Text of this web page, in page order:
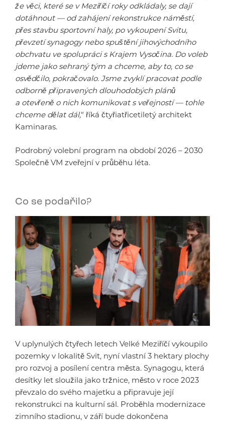
že věci, které se v Meziříčí roky odkládaly, se dají
dotáhnout — od zahájení rekonstrukce náměstí,
přes stavbu sportovní haly, po vykoupení Svitu,
převzetí synagogy nebo spuštění jihovýchodního
obchvatu ve spolupráci s Krajem Vysočina. Do voleb
jdeme jako sehraný tým a chceme, aby to, co se
osvědčilo, pokračovalo. Jsme zvyklí pracovat podle
odborně připravených dlouhodobých plánů
a otevřeně o nich komunikovat s veřejností — tohle
chceme dělat dál,“ říká čtyřiatřicetiletý architekt
Kaminaras.
Podrobný volební program na období 2026 – 2030
Společně VM zveřejní v průběhu léta.
Co se podařilo?
V uplynulých čtyřech letech Velké Meziříčí vykoupilo
pozemky v lokalitě Svit, nyní vlastní 3 hektary plochy
pro rozvoj a posílení centra města. Synagogu, která
desítky let sloužila jako tržnice, město v roce 2023
převzalo do svého majetku a připravuje její
rekonstrukci na kulturní sál. Proběhla modernizace
zimního stadionu, v září bude dokončena